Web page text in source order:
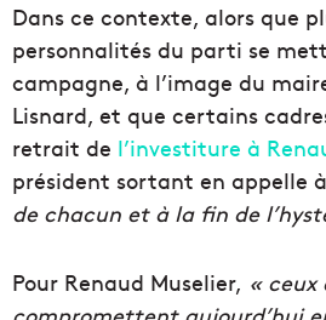
Dans ce contexte, alors que
personnalités du parti se
campagne, à l’image du
Lisnard, et que certains
retrait de l’investiture à
président sortant en appelle
de chacun et à la fin de
Pour Renaud Muselier, « ceux